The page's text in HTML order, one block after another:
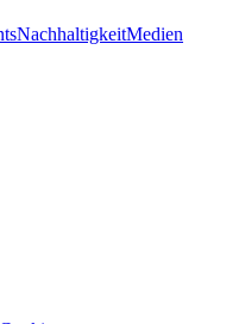
NachhaltigkeitMedien